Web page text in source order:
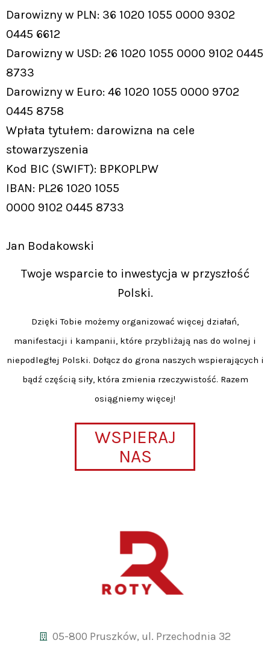
Darowizny w PLN: 36 1020 1055 0000 9302
0445 6612
Darowizny w USD: 26 1020 1055 0000 9102 0445
8733
Darowizny w Euro: 46 1020 1055 0000 9702
0445 8758
Wpłata tytułem: darowizna na cele
stowarzyszenia
Kod BIC (SWIFT): BPKOPLPW
IBAN: PL26 1020 1055
0000 9102 0445 8733
Jan Bodakowski
Twoje wsparcie to inwestycja w przyszłość
Polski.
Dzięki Tobie możemy organizować więcej działań,
manifestacji i kampanii, które przybliżają nas do wolnej i
niepodległej Polski. Dołącz do grona naszych wspierających i
bądź częścią siły, która zmienia rzeczywistość. Razem
osiągniemy więcej!
WSPIERAJ
NAS
05-800 Pruszków, ul. Przechodnia 32